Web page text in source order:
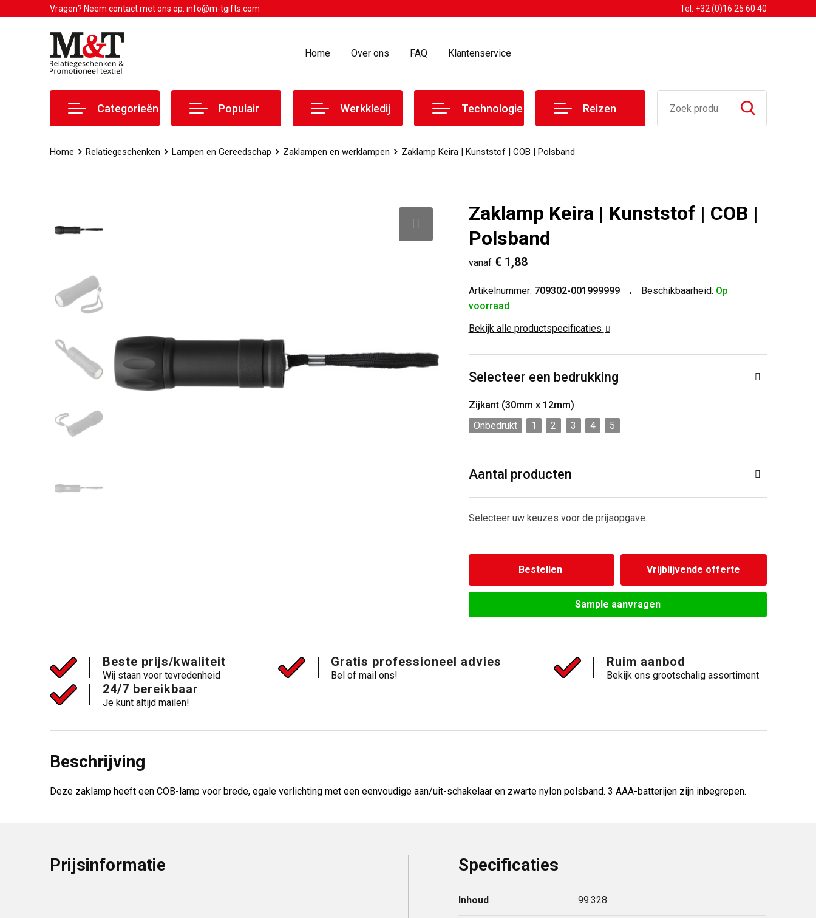
Vragen? Neem contact met ons op: info@m-tgifts.com Tel. +32 (0)16 25 60 40
Home Over ons FAQ Klantenservice
Categorieën Populair Werkkledij Technologie Reizen
Home Relatiegeschenken Lampen en Gereedschap Zaklampen en werklampen Zaklamp Keira | Kunststof | COB | Polsband
Zaklamp Keira | Kunststof | COB |
Polsband
vanaf € 1,88
Artikelnummer: 709302-001999999 Beschikbaarheid: Op
voorraad
Bekijk alle productspecificaties
Selecteer een bedrukking
Zijkant (30mm x 12mm)
Onbedrukt
1 2 3 4 5
Aantal producten
Selecteer uw keuzes voor de prijsopgave.
Bestellen Vrijblijvende offerte
Sample aanvragen
Beste prijs/kwaliteit
Wij staan voor tevredenheid
Gratis professioneel advies
Bel of mail ons!
Ruim aanbod
Bekijk ons grootschalig assortiment
24/7 bereikbaar
Je kunt altijd mailen!
Beschrijving
Deze zaklamp heeft een COB-lamp voor brede, egale verlichting met een eenvoudige aan/uit-schakelaar en zwarte nylon polsband. 3 AAA-batterijen zijn inbegrepen.
Prijsinformatie Specificaties
Inhoud 99.328